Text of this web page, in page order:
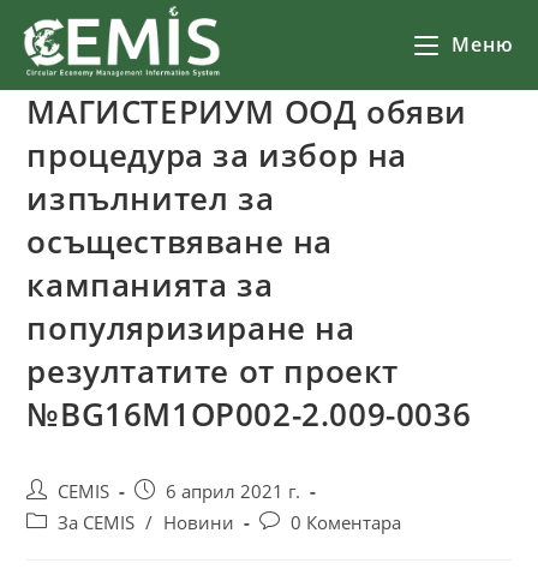
Меню
МАГИСТЕРИУМ ООД обяви
процедура за избор на
изпълнител за
осъществяване на
кампанията за
популяризиране на
резултатите от проект
№BG16M1OP002-2.‎009-0036
CEMIS
6 април 2021 г.
За CEMIS / Новини 0 Коментара